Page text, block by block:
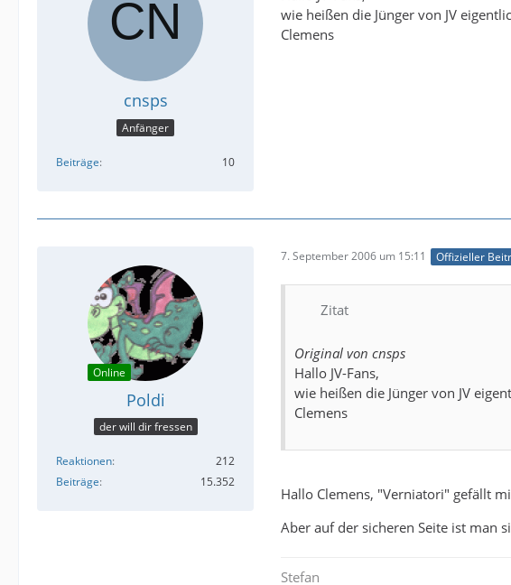
cnsps
Anfänger
Beiträge 10
wie heißen die Jünger von JV
Clemens
Online
Poldi
der will dir fressen
Reaktionen
212
Beiträge
15.352
7. September 2006 um 15:11 Offizieller
Zitat
Original von cnsps
Hallo JV-Fans,
wie heißen die Jünger von JV
Clemens
Hallo Clemens, "Verniatori" gefällt
Aber auf der sicheren Seite ist man
Stefan